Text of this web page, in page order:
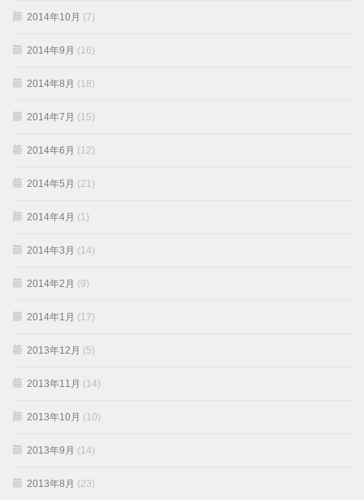
2014年10月 (7)
2014年9月 (16)
2014年8月 (18)
2014年7月 (15)
2014年6月 (12)
2014年5月 (21)
2014年4月 (1)
2014年3月 (14)
2014年2月 (9)
2014年1月 (17)
2013年12月 (5)
2013年11月 (14)
2013年10月 (10)
2013年9月 (14)
2013年8月 (23)